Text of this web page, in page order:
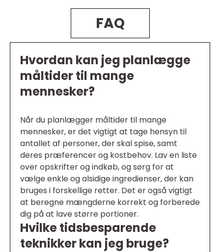
FAQ
Hvordan kan jeg planlægge
måltider til mange
mennesker?
Når du planlægger måltider til mange
mennesker, er det vigtigt at tage hensyn til
antallet af personer, der skal spise, samt
deres præferencer og kostbehov. Lav en liste
over opskrifter og indkøb, og sørg for at
vælge enkle og alsidige ingredienser, der kan
bruges i forskellige retter. Det er også vigtigt
at beregne mængderne korrekt og forberede
dig på at lave større portioner.
Hvilke tidsbesparende
teknikker kan jeg bruge?